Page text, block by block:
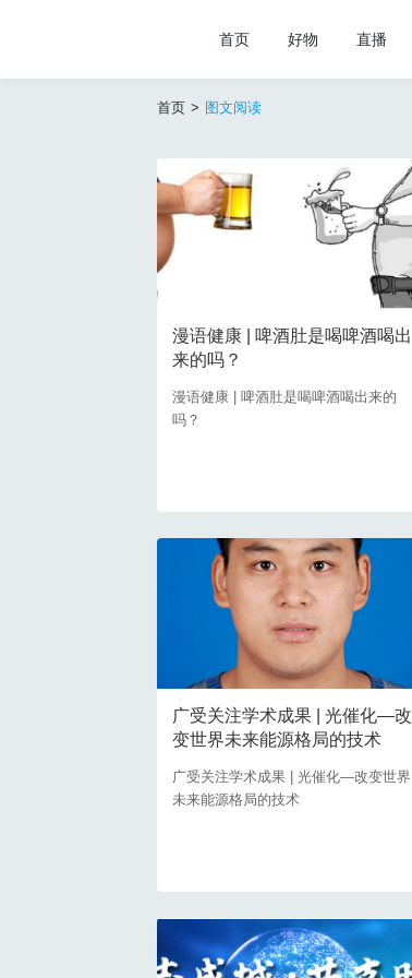
首页 好物 直播
首页 > 图文阅读
漫语健康 | 啤酒肚是喝啤酒喝出
来的吗？
漫语健康 | 啤酒肚是喝啤酒喝出来的
吗？
广受关注学术成果 | 光催化—改
变世界未来能源格局的技术
广受关注学术成果 | 光催化—改变世界
未来能源格局的技术